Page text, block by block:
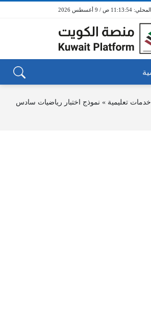
11:13:54 ص / 9 أغسطس 2026
خدمات تعليمية » نموذج اختبار رياضيات سادس